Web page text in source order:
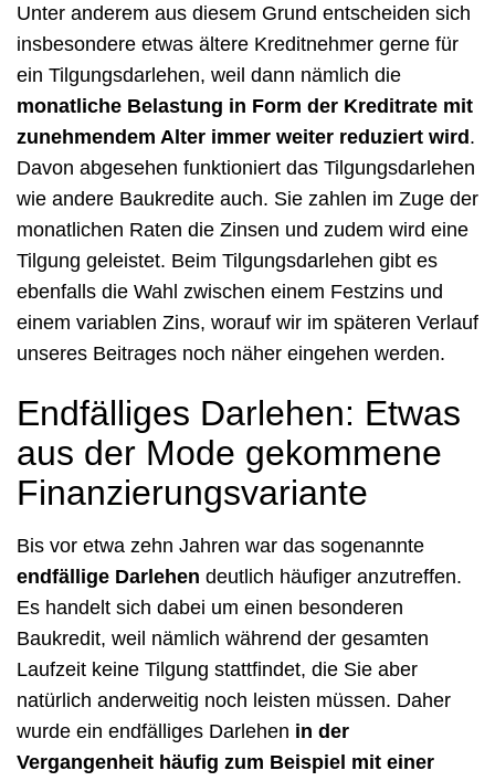
Unter anderem aus diesem Grund entscheiden sich
insbesondere etwas ältere Kreditnehmer gerne für
ein Tilgungsdarlehen, weil dann nämlich die
monatliche Belastung in Form der Kreditrate mit
zunehmendem Alter immer weiter reduziert wird.
Davon abgesehen funktioniert das Tilgungsdarlehen
wie andere Baukredite auch. Sie zahlen im Zuge der
monatlichen Raten die Zinsen und zudem wird eine
Tilgung geleistet. Beim Tilgungsdarlehen gibt es
ebenfalls die Wahl zwischen einem Festzins und
einem variablen Zins, worauf wir im späteren Verlauf
unseres Beitrages noch näher eingehen werden.
Endfälliges Darlehen: Etwas
aus der Mode gekommene
Finanzierungsvariante
Bis vor etwa zehn Jahren war das sogenannte
endfällige Darlehen deutlich häufiger anzutreffen.
Es handelt sich dabei um einen besonderen
Baukredit, weil nämlich während der gesamten
Laufzeit keine Tilgung stattfindet, die Sie aber
natürlich anderweitig noch leisten müssen. Daher
wurde ein endfälliges Darlehen in der
Vergangenheit häufig zum Beispiel mit einer